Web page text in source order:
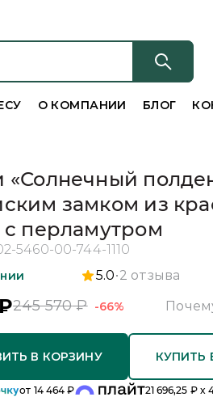
О КОМПАНИИ БЛОГ
«Солнечный
замком из
с перламутром
5460-00-744-1110
5.0 2 отзыва
245 570₽ -66%
В КОРЗИНУ КУПИТЬ
от 14 464 ₽ 21 696,25 ₽ x